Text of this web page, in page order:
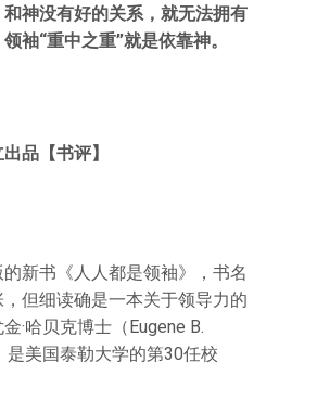
神没有好的关系，就无法拥有
袖“重中之重”就是依靠神。
品【书评】
新书《人人都是领袖》，书名
但细读确是一本关于领导力的
·哈贝克博士（Eugene B.
是美国泰勒大学的第30任校